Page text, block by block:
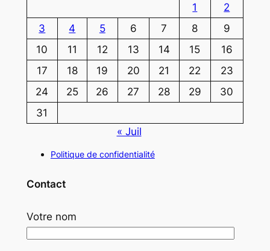
1
2
3
4 5 6 7 8
9
10
11 12 13 14 15
16
17
18 19 20 21 22
23
24
25 26 27 28 29
30
31
« Juil
Politique de confidentialité
Contact
Votre nom